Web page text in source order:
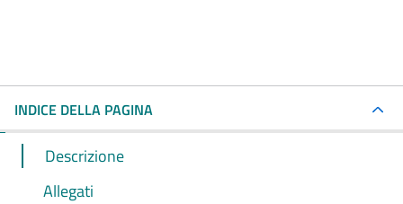
INDICE DELLA PAGINA
Descrizione
Allegati